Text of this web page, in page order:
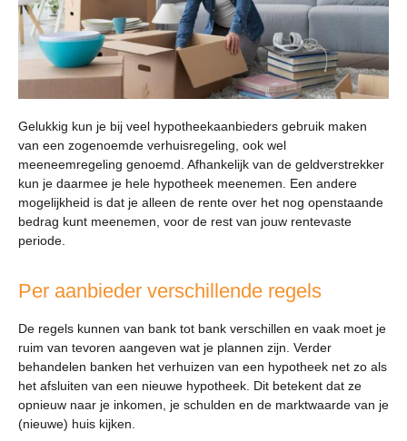
Gelukkig kun je bij veel hypotheekaanbieders gebruik maken
van een zogenoemde verhuisregeling, ook wel
meeneemregeling genoemd. Afhankelijk van de geldverstrekker
kun je daarmee je hele hypotheek meenemen. Een andere
mogelijkheid is dat je alleen de rente over het nog openstaande
bedrag kunt meenemen, voor de rest van jouw rentevaste
periode.
Per aanbieder verschillende regels
De regels kunnen van bank tot bank verschillen en vaak moet je
ruim van tevoren aangeven wat je plannen zijn. Verder
behandelen banken het verhuizen van een hypotheek net zo als
het afsluiten van een nieuwe hypotheek. Dit betekent dat ze
opnieuw naar je inkomen, je schulden en de marktwaarde van je
(nieuwe) huis kijken.